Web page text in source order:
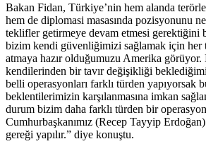
Bakan Fidan, Türkiye’nin hem alanda
hem de diplomasi masasında pozisyonunu
teklifler getirmeye devam etmesi gerektiğini
bizim kendi güvenliğimizi sağlamak için her
atmaya hazır olduğumuzu Amerika
kendilerinden bir tavır değişikliği
belli operasyonları farklı türden yapıyorsak
beklentilerimizin karşılanmasına imkan
durum bizim daha farklı türden bir
Cumhurbaşkanımız (Recep Tayyip
gereği yapılır.” diye konuştu.